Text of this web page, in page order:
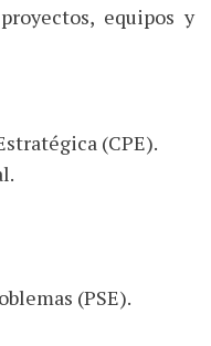
equipos y
(CPE).
(PSE).